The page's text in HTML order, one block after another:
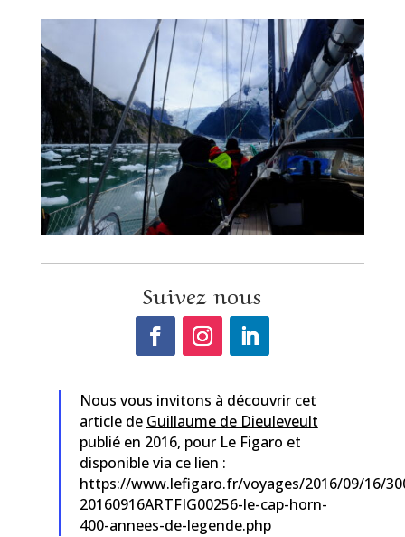
Suivez nous
Nous vous invitons à découvrir cet
article de Guillaume de Dieuleveult
publié en 2016, pour Le Figaro et
disponible via ce lien :
https://www.lefigaro.fr/voyages/2016/09/16/
20160916ARTFIG00256-le-cap-horn-
400-annees-de-legende.php